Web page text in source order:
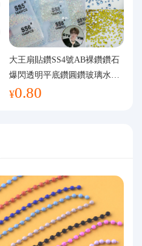
大王扇貼鑽SS4號AB裸鑽鑽石
爆閃透明平底鑽圓鑽玻璃水鑽
美甲鑽飾
¥0.80